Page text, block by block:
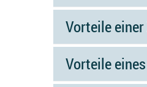
Vorteile
Vorteile